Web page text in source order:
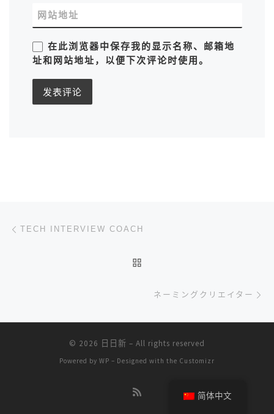
网站地址
在此浏览器中保存我的显示名称、邮箱地
址和网站地址，以便下次评论时使用。
文章导航
TECH INTERVIEW COACH
ネーミングクリエイター
© 2026 日日新 – All rights reserved
Powered by WP – Designed with the Customizr
简体中文